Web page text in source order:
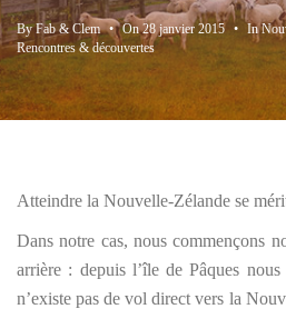
ByFab & Clem • On28 janvier 2015 • In
Rencontres & découvertes
Atteindre la Nouvelle-Zélande se
Dans notre cas, nous commençons
arrière : depuis l’île de Pâques
n’existe pas de vol direct vers la